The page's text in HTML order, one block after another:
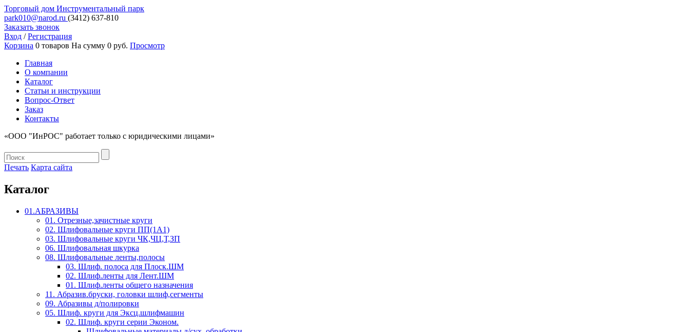
Торговый дом Инструментальный парк
park010@narod.ru (3412) 637-810
Заказать звонок
Вход /Регистрация
Корзина 0 товаров На сумму 0 руб. Просмотр
Главная
О компании
Каталог
Статьи и инструкции
Вопрос-Ответ
Заказ
Контакты
«ООО "ИнРОС" работает только с юридическими лицами»
Печать Карта сайта
Каталог
01.АБРАЗИВЫ
01. Отрезные,зачистные круги
02. Шлифовальные круги ПП(1А1)
03. Шлифовальные круги ЧК,ЧЦ,Т,ЗП
06. Шлифовальная шкурка
08. Шлифовальные ленты,полосы
03. Шлиф. полоса для Плоск.ШМ
02. Шлиф.ленты для Лент.ШМ
01. Шлиф.ленты общего назначения
11. Абразив.бруски, головки шлиф,сегменты
09. Абразивы д/полировки
05. Шлиф. круги для Эксц.шлифмашин
02. Шлиф. круги серии Эконом.